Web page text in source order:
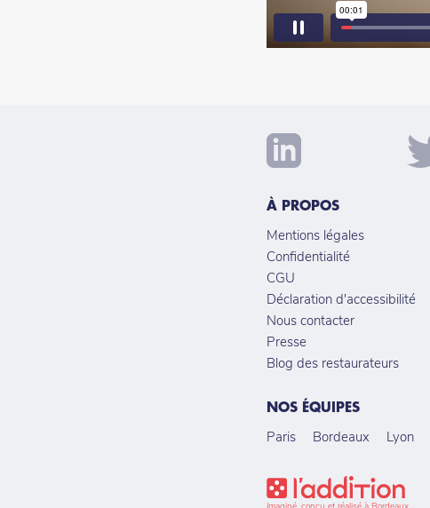
À PROPOS
Mentions légales
Confidentialité
CGU
Déclaration d'accessibilité
Nous contacter
Presse
Blog des restaurateurs
NOS ÉQUIPES
Paris Bordeaux Lyon